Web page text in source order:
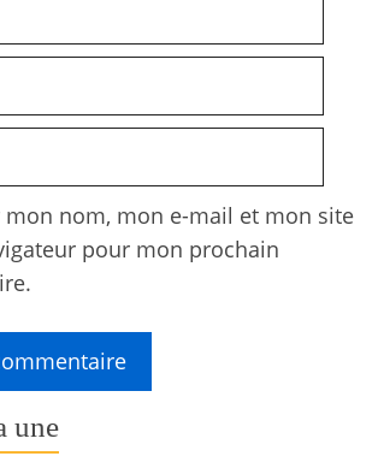
mon nom, mon e-mail et mon site
pour mon prochain
une